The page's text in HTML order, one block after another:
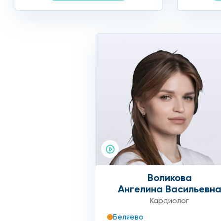
статины (симвастин, розувастатин);
антиагреганты (аспирин, клопидогрель);
Эти препараты не дают образовываться тромбу и
Оперативное вмешательство выполняется
Профилактика
Придерживаясь профилактических мер поможет
Воликова
Ангелина Васильевна
Кардиолог
Беляево